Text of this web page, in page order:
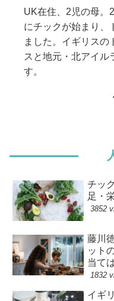
UK在住、2児の母。
にチックが始まり、
ました。イギリスの
スと地元・北アイル
す。
チッ
足・
3852
藤川
ット
当て
1832
イギ